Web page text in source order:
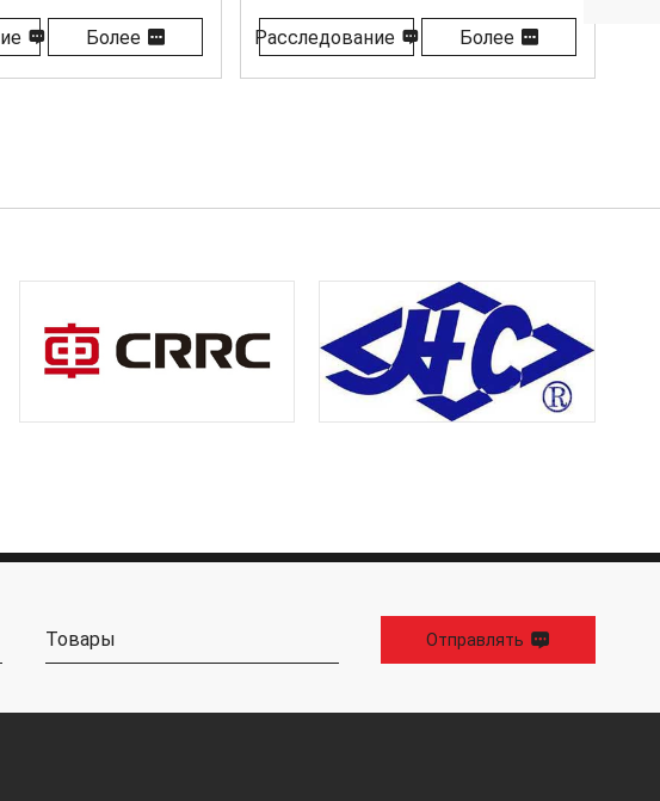
от -40 ℃ до
Более Расследование Более
Отправлять